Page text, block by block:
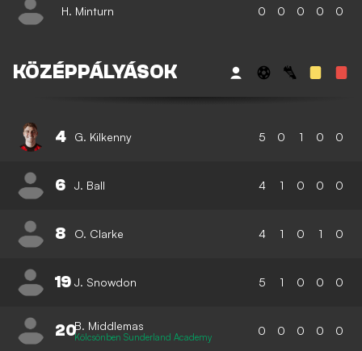
H. Minturn 0 0 0 0 0
KÖZÉPPÁLYÁSOK
4 G. Kilkenny 5 0 1 0 0
6 J. Ball 4 1 0 0 0
8 O. Clarke 4 1 0 1 0
19 J. Snowdon 5 1 0 0 0
20B. Middlemas
Kölcsönben Sunderland Academy 0 0 0 0 0